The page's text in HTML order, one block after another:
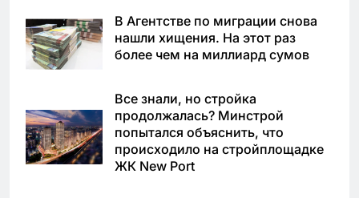
В Агентстве по миграции снова
нашли хищения. На этот раз
более чем на миллиард сумов
Все знали, но стройка
продолжалась? Минстрой
попытался объяснить, что
происходило на стройплощадке
ЖК New Port